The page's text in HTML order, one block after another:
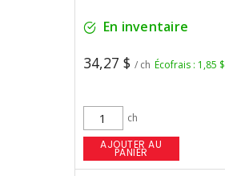
En inventaire
34,27 $ / ch Écofrais : 1,85 $
ch
AJOUTER AU
PANIER